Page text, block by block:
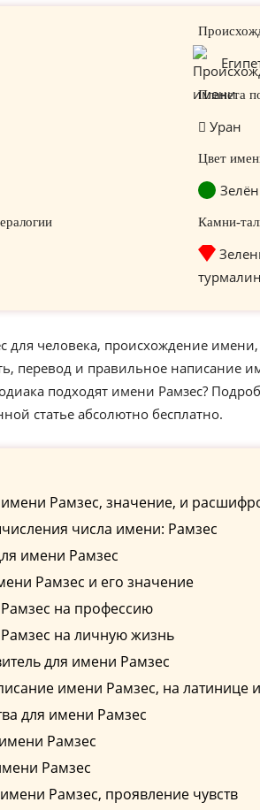
Планета
Уран
Цвет
Камни-
для человека, происхождение
перевод и правильное написание
подходят имени Рамзес?
статье абсолютно бесплатно.
Рамзес, значение, и
числа имени: Рамзес
имени Рамзес
Рамзес и его значение
на профессию
на личную жизнь
для имени Рамзес
имени Рамзес, на латинице
для имени Рамзес
Рамзес
Рамзес
Рамзес, проявление чувств